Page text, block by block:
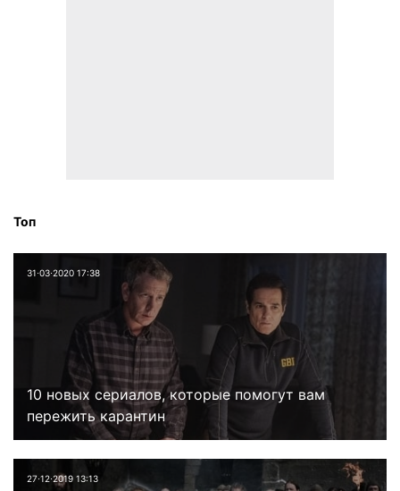
Топ
31⋅03⋅2020 17:38
10 новых сериалов, которые помогут вам
пережить карантин
27⋅12⋅2019 13:13